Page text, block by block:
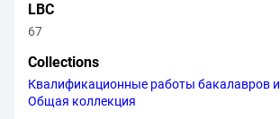
LBC
67
Collections
Квалификационные работы бакалавров
Общая коллекция